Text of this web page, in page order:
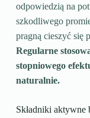
odpowiedzią na
szkodliwego
pragną cieszyć się
Regularne
stopniowego
naturalnie.
Składniki aktywne